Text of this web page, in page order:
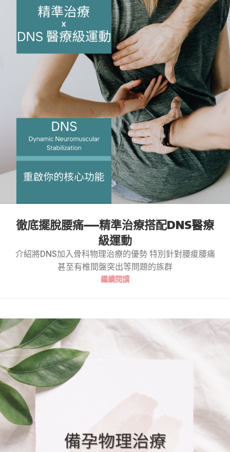
徹底擺脫腰痛—–精準治療搭配DNS醫療
級運動
介紹將DNS加入骨科物理治療的優勢 特別針對腰痠腰痛
甚至有椎間盤突出等問題的族群
繼續閱讀